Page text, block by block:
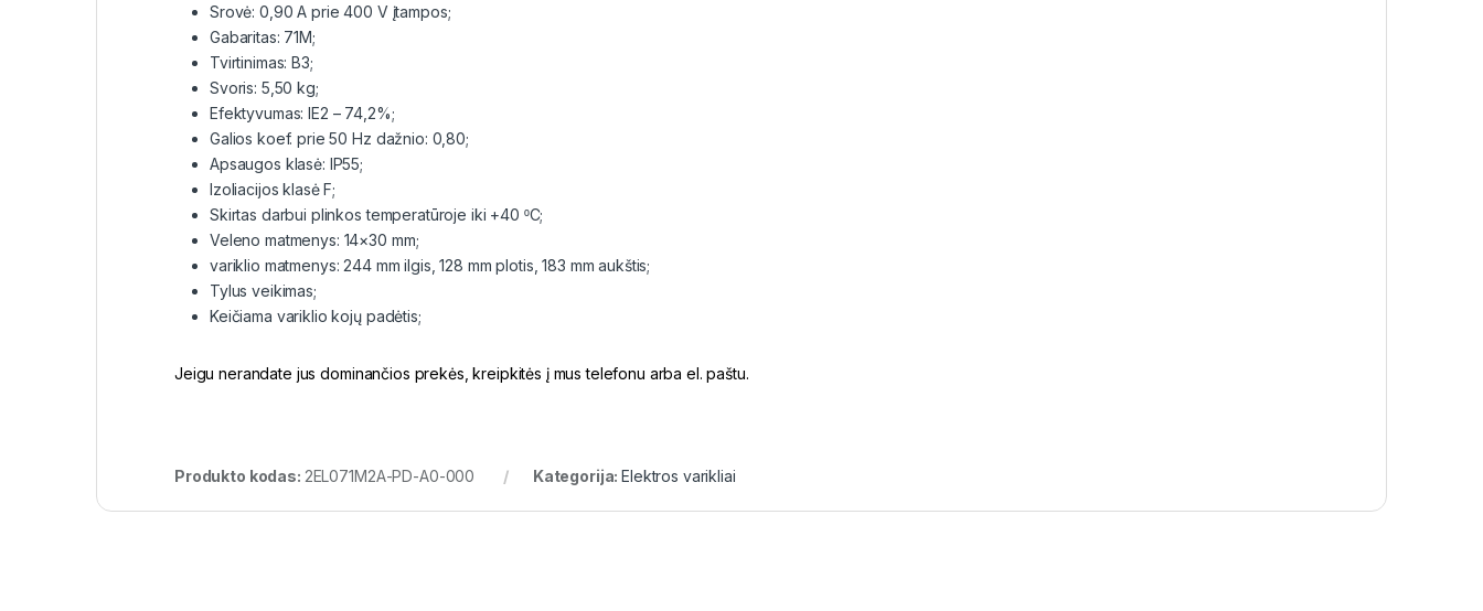
Srovė: 0,90 A prie 400 V įtampos;
Gabaritas: 71M;
Tvirtinimas: B3;
Svoris: 5,50 kg;
Efektyvumas: IE2 – 74,2%;
Galios koef. prie 50 Hz dažnio: 0,80;
Apsaugos klasė: IP55;
Izoliacijos klasė F;
Skirtas darbui plinkos temperatūroje iki +40 ⁰C;
Veleno matmenys: 14×30 mm;
variklio matmenys: 244 mm ilgis, 128 mm plotis, 183 mm aukštis;
Tylus veikimas;
Keičiama variklio kojų padėtis;
Jeigu nerandate jus dominančios prekės, kreipkitės į mus telefonu arba el. paštu.
Produkto kodas: 2EL071M2A-PD-A0-000 Kategorija:Elektros varikliai